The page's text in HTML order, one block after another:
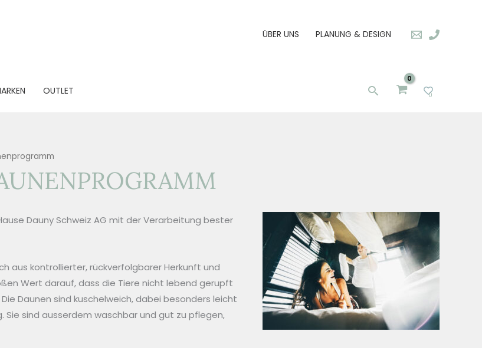
ÜBER UNS PLANUNG & DESIGN
OUTLET Suchen 0
Dauny Schweiz AG mit der Verarbeitung bester
aus kontrollierter, rückverfolgbarer Herkunft und
Wert darauf, dass die Tiere nicht lebend gerupft
Daunen sind kuschelweich, dabei besonders leicht
sind ausserdem waschbar und gut zu pflegen,